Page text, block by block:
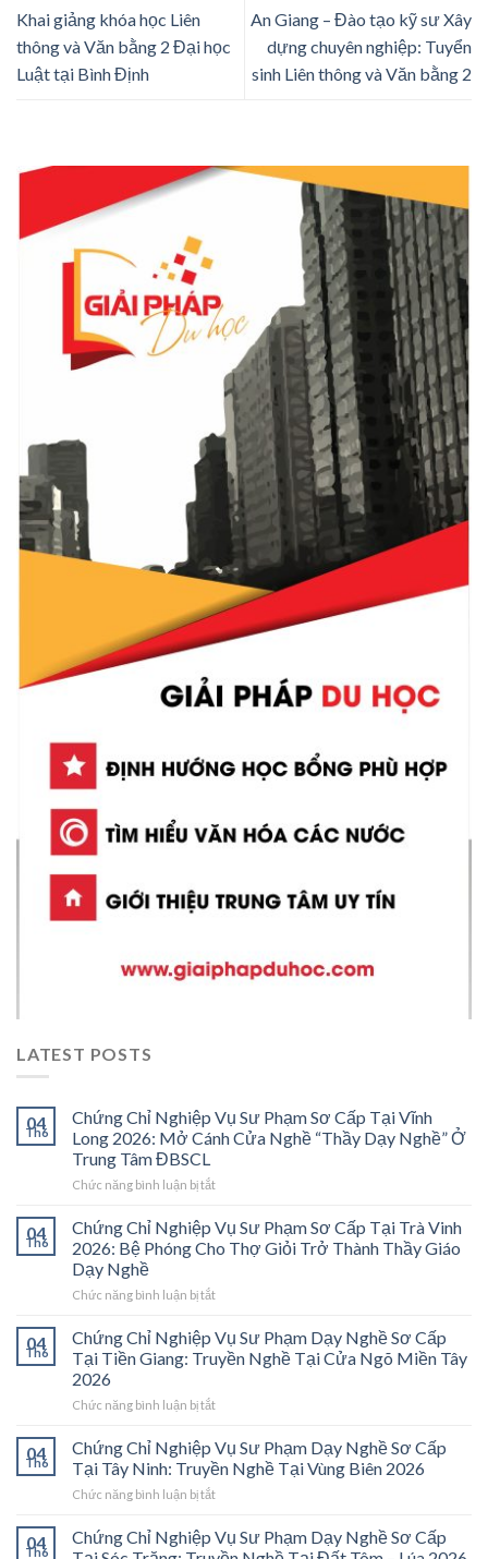
Khai giảng khóa học Liên
thông và Văn bằng 2 Đại học
Luật tại Bình Định
An Giang – Đào tạo kỹ sư Xây
dựng chuyên nghiệp: Tuyển
sinh Liên thông và Văn bằng 2
LATEST POSTS
04
Th6
Chứng Chỉ Nghiệp Vụ Sư Phạm Sơ Cấp Tại Vĩnh
Long 2026: Mở Cánh Cửa Nghề “Thầy Dạy Nghề” Ở
Trung Tâm ĐBSCL
Chức năng bình luận bị tắtở
Chỉ
Nghiệp
Vụ
Phạm
Cấp
Tại
Vĩnh
2026:
Cánh
Cửa
Nghề
“Thầy
Nghề”
Ở
04
Th6
Chứng Chỉ Nghiệp Vụ Sư Phạm Sơ Cấp Tại Trà Vinh
2026: Bệ Phóng Cho Thợ Giỏi Trở Thành Thầy Giáo
Dạy Nghề
Chức năng bình luận bị tắtở
Chỉ
Nghiệp
Vụ
Phạm
Cấp
Tại
Trà
Vinh
Bệ
Phóng
04
Th6
Chứng Chỉ Nghiệp Vụ Sư Phạm Dạy Nghề Sơ Cấp
Tại Tiền Giang: Truyền Nghề Tại Cửa Ngõ Miền Tây
2026
Chức năng bình luận bị tắtở
Chỉ
Nghiệp
Vụ
Sư
Dạy
Nghề
04
Th6
Chứng Chỉ Nghiệp Vụ Sư Phạm Dạy Nghề Sơ Cấp
Tại Tây Ninh: Truyền Nghề Tại Vùng Biên 2026
Chức năng bình luận bị tắtở
Chỉ
Nghiệp
04
Th6
Chứng Chỉ Nghiệp Vụ Sư Phạm Dạy Nghề Sơ Cấp